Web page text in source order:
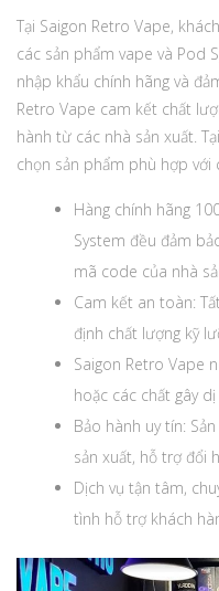
Tại Saigon Retro Vape,
các sản phẩm vape và Pod
nhập khẩu chính hãng và
Retro Vape cam kết chất
hành từ các nhà sản xuất.
chọn sản phẩm phù hợp với
Hàng chính hãng
System đều đảm
mã code của nhà
Cam kết an toàn:
định chất lượng kỹ
Saigon Retro Vape
hoặc các chất gây dị
Bảo hành uy tín:
sản xuất, hỗ trợ đổi
Dịch vụ tận tâm,
tình hỗ trợ khách